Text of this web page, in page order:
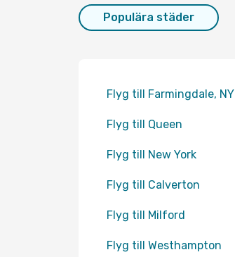
Populära städer
Flyg till Farmingdale, NY
Flyg till Queen
Flyg till New York
Flyg till Calverton
Flyg till Milford
Flyg till Westhampton